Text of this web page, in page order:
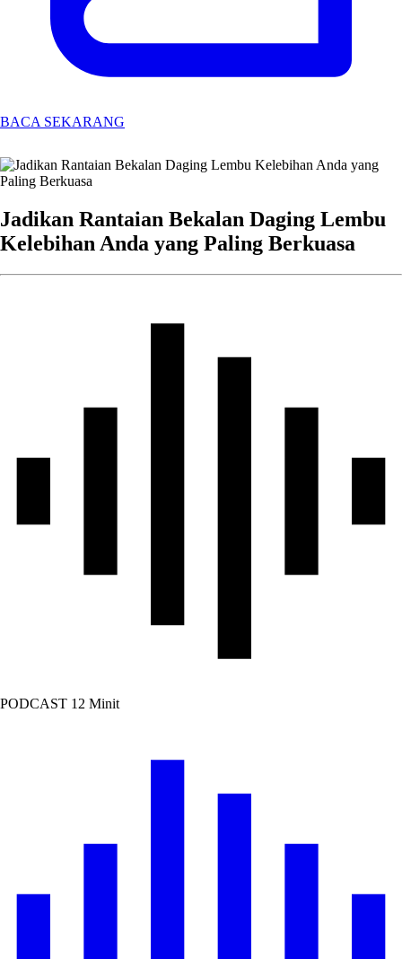
BACA SEKARANG
Jadikan Rantaian Bekalan Daging Lembu
Kelebihan Anda yang Paling Berkuasa
PODCAST 12 Minit